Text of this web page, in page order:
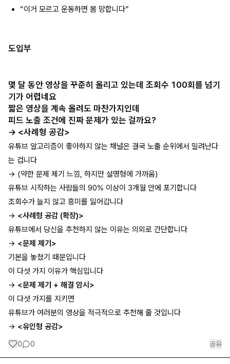
“이거 모르고 운동하면 몸 망합니다”
도입부
몇 달 동안 영상을 꾸준히 올리고 있는데 조회수 100회를 넘기
기가 어렵네요
짧은 영상을 계속 올려도 마찬가지인데
피드 노출 조건에 진짜 문제가 있는 걸까요?
→ <사례형 공감>
유튜브 알고리즘이 좋아하지 않는 채널은 결국 노출 순위에서 밀려난다
는 겁니다
→ (약한 문제 제기 느낌, 하지만 설명형에 가까움)
유튜브 시작하는 사람들의 90% 이상이 3개월 안에 포기합니다
조회수가 늘지 않고 흥미를 잃어갑니다
→ <사례형 공감 (확장)>
유튜브에서 당신을 추천하지 않는 이유는 의외로 간단합니다
→ <문제 제기>
기본을 놓쳤기 때문입니다
이 다섯 가지 이유가 핵심입니다
→ <문제 제기 + 해결 암시>
이 다섯 가지를 지키면
유튜브가 여러분의 영상을 적극적으로 추천해 줄 것입니다
→ <유인형 공감>
0 0 공유